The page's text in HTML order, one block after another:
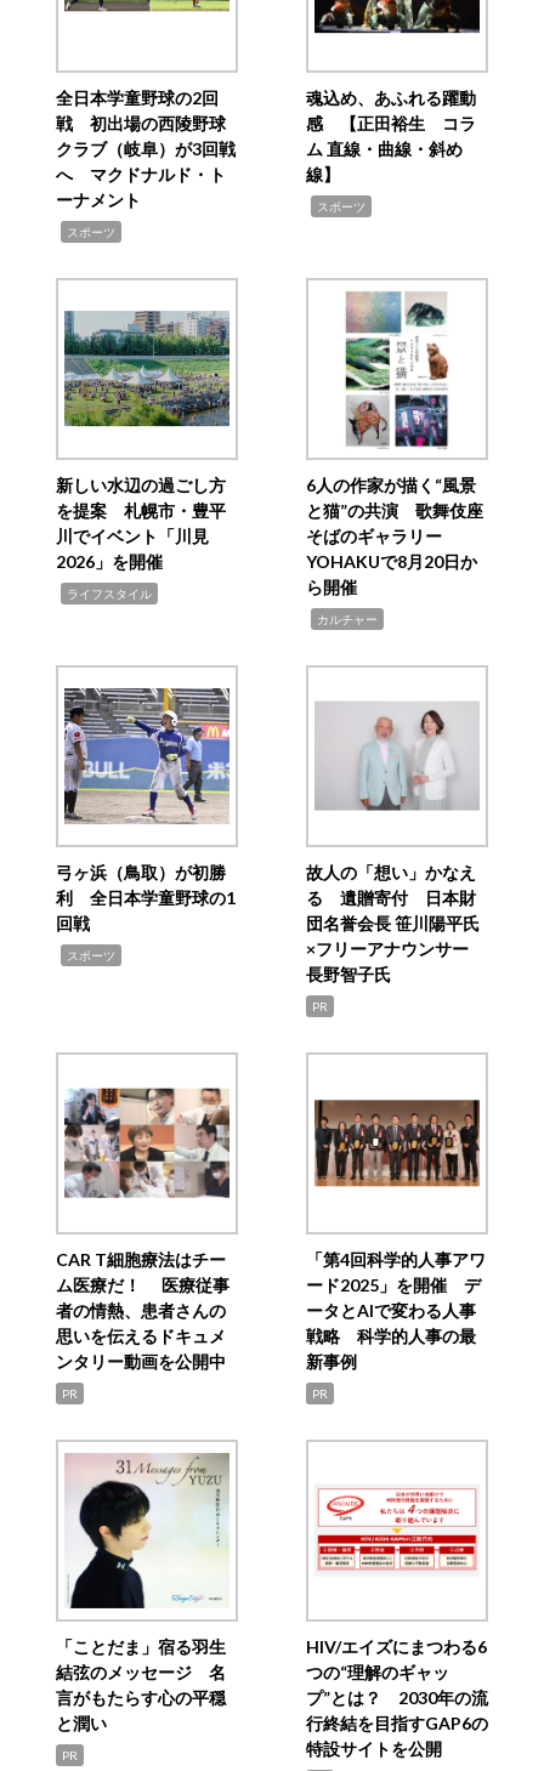
全日本学童野球の2回
戦 初出場の西陵野球
クラブ（岐阜）が3回戦
へ マクドナルド・ト
ーナメント
スポーツ
魂込め、あふれる躍動
感 【正田裕生 コラ
ム 直線・曲線・斜め
線】
スポーツ
新しい水辺の過ごし方
を提案 札幌市・豊平
川でイベント「川見
2026」を開催
ライフスタイル
6人の作家が描く“風景
と猫”の共演 歌舞伎座
そばのギャラリー
YOHAKUで8月20日か
ら開催
カルチャー
弓ヶ浜（鳥取）が初勝
利 全日本学童野球の1
回戦
スポーツ
故人の「想い」かなえ
る 遺贈寄付 日本財
団名誉会長 笹川陽平氏
×フリーアナウンサー
長野智子氏
PR
CAR T細胞療法はチー
ム医療だ！ 医療従事
者の情熱、患者さんの
思いを伝えるドキュメ
ンタリー動画を公開中
PR
「第4回科学的人事アワ
ード2025」を開催 デ
ータとAIで変わる人事
戦略 科学的人事の最
新事例
PR
「ことだま」宿る羽生
結弦のメッセージ 名
言がもたらす心の平穏
と潤い
PR
HIV/エイズにまつわる6
つの“理解のギャッ
プ”とは？ 2030年の流
行終結を目指すGAP6の
特設サイトを公開